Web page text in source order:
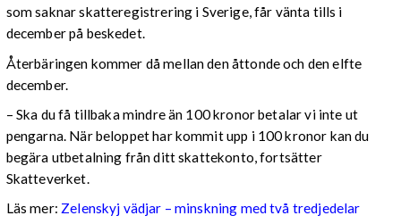
som saknar skatteregistrering i Sverige, får vänta tills i
december på beskedet.
Återbäringen kommer då mellan den åttonde och den elfte
december.
– Ska du få tillbaka mindre än 100 kronor betalar vi inte ut
pengarna. När beloppet har kommit upp i 100 kronor kan du
begära utbetalning från ditt skattekonto, fortsätter
Skatteverket.
Läs mer: Zelenskyj vädjar – minskning med två tredjedelar